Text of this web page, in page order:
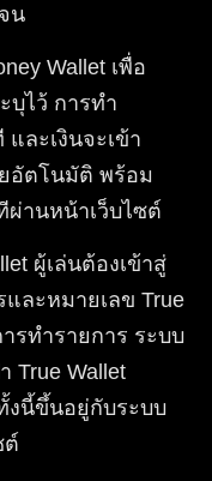
น
Wallet เพื่อ
บุไว้ การทำ
และเงินจะเข้า
อัตโนมัติ พร้อม
านหน้าเว็บไซต์
ผู้เล่นต้องเข้าสู่
และหมายเลข True
รทำรายการ ระบบ
True Wallet
งนี้ขึ้นอยู่กับระบบ
ต์